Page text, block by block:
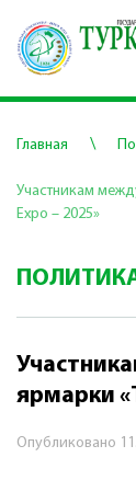
Главная \
Участникам
Expo – 2025»
ярмарки
Опубликовано